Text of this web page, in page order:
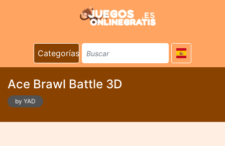
Categorías
Ace Brawl Battle 3D
by YAD